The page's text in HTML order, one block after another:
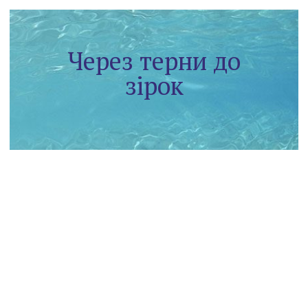
Через терни до
зірок